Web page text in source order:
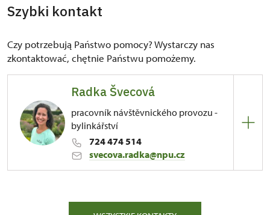
Szybki kontakt
Czy potrzebują Państwo pomocy? Wystarczy nas
zkontaktować, chętnie Państwu pomożemy.
Radka Švecová
pracovník návštěvnického provozu -
bylinkářství
724 474 514
svecova.radka@npu.cz
81/, Kuks 81 54443